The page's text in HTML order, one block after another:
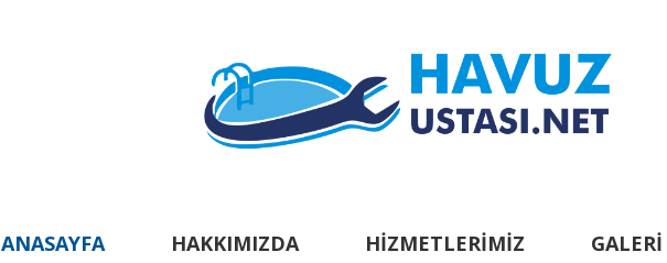
ANASAYFA HAKKIMIZDA HIZMETLERIMIZ GALERI